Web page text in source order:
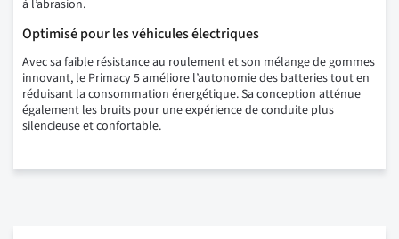
à l’abrasion.
Optimisé pour les véhicules électriques
Avec sa faible résistance au roulement et son mélange de gommes
innovant, le Primacy 5 améliore l’autonomie des batteries tout en
réduisant la consommation énergétique. Sa conception atténue
également les bruits pour une expérience de conduite plus
silencieuse et confortable.